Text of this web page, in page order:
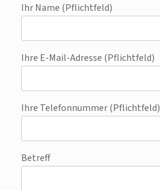
Ihr Name (Pflichtfeld)
Ihre E-Mail-Adresse (Pflichtfeld)
Ihre Telefonnummer (Pflichtfeld)
Betreff